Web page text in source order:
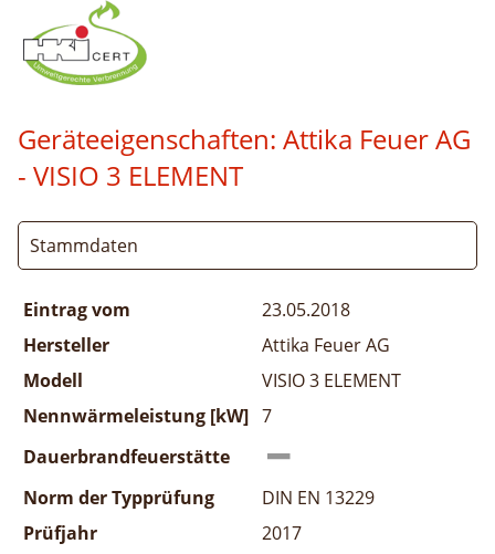
Geräteeigenschaften: Attika Feuer AG
- VISIO 3 ELEMENT
Stammdaten
Eintrag vom
23.05.2018
Hersteller
Attika Feuer AG
Modell
VISIO 3 ELEMENT
Nennwärmeleistung [kW] 7
Dauerbrandfeuerstätte
Norm der Typprüfung
DIN EN 13229
Prüfjahr
2017